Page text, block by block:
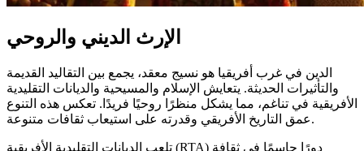
الإرث الديني والروحي
الدين في غرب أفريقيا هو نسيج معقد، يجمع بين التقاليد القديمة
والتأثيرات الحديثة. يتعايش الإسلام والمسيحية والديانات التقليدية
الأفريقية في تناغم، مما يشكل منظرًا روحيًا فريدًا. تعكس هذه التنوع
عمق التاريخ الأفريقي وقدرته على استيعاب ثقافات متنوعة.
تلعب الديانات التقليدية الأفريقية (RTA) دورًا حاسمًا في ثقافة